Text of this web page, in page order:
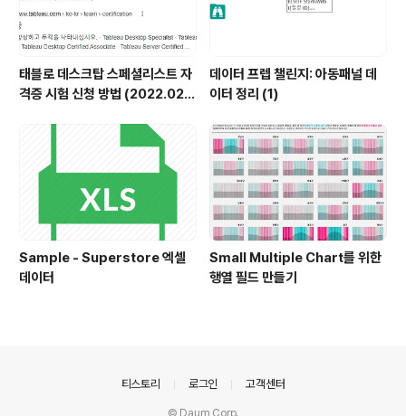
태블로 데스크탑 스페셜리스트 자
격증 시험 신청 방법 (2022.02.2
데이터 프렙 챌린지: 아동패널 데
이터 정리 (1)
Sample - Superstore 엑셀
데이터
Small Multiple Chart를 위한
행열 필드 만들기
티스토리 로그인 고객센터